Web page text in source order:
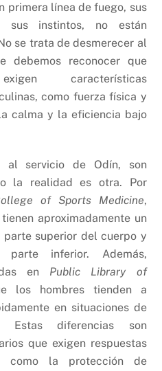
primera línea de fuego, sus
instintos, no están
se trata de desmerecer al
debemos reconocer que
características
como fuerza física y
calma y la eficiencia bajo
al servicio de Odín, son
la realidad es otra. Por
of Sports Medicine,
aproximadamente un
superior del cuerpo y
inferior. Además,
en Public Library of
los hombres tienden a
en situaciones de
Estas diferencias son
que exigen respuestas
como la protección de